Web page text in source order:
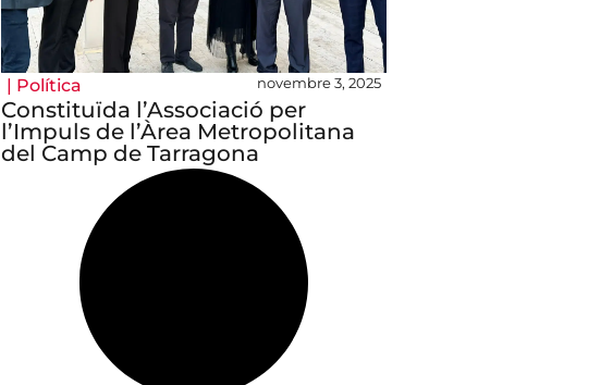
| Política novembre 3, 2025
Constituïda l’Associació per
l’Impuls de l’Àrea Metropolitana
del Camp de Tarragona